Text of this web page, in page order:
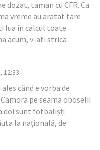
taman cu CFR. Ca
vreme au aratat tare
lua in calcul toate
acum, v-ati strica
12:33
când e vorba de
pe seama oboselii
doi sunt fotbalișți
la națională, de